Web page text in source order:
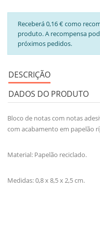
Receberá 0,16 € como
produto. A recompensa
próximos pedidos.
DESCRIÇÃO
DADOS DO PRODUTO
Bloco de notas com notas
com acabamento em papelão
Material: Papelão reciclado.
Medidas: 0,8 x 8,5 x 2,5 cm.